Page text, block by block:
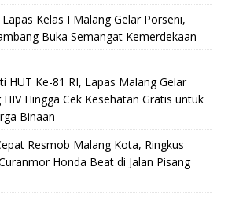
Kelas I Malang Gelar Porseni,
Buka Semangat Kemerdekaan
HUT Ke-81 RI, Lapas Malang Gelar
HIV Hingga Cek Kesehatan Gratis untuk
Binaan
Resmob Malang Kota, Ringkus
Honda Beat di Jalan Pisang